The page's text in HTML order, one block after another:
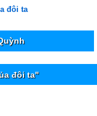
đôi ta
đôi ta"